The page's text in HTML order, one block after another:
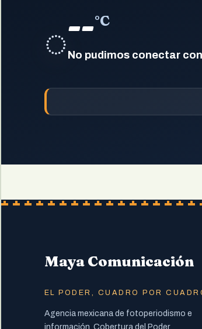
◌--°C
No pudimos conectar
Maya Comunicación
EL PODER, CUADRO POR
Agencia mexicana de fotoperiodismo e
información. Cobertura del Poder